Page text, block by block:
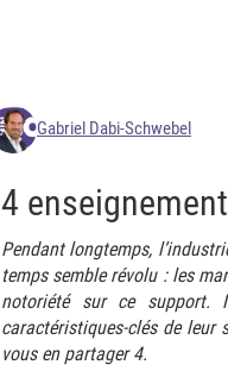
Gabriel Dabi-Schwebel
4
Pendant longtemps,
temps semble révolu : les
notoriété sur ce support.
caractéristiques-clés de leur
vous en partager 4.